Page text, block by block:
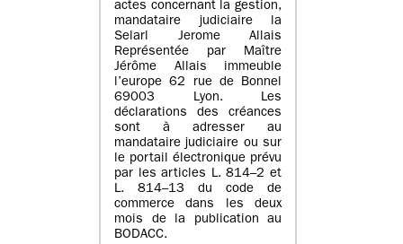
actes concernant la gestion,
mandataire judiciaire la
Selarl Jerome Allais
Représentée par Maître
Jérôme Allais immeuble
l’europe 62 rue de Bonnel
69003 Lyon. Les
déclarations des créances
sont à adresser au
mandataire judiciaire ou sur
le portail électronique prévu
par les articles L. 814–2 et
L. 814–13 du code de
commerce dans les deux
mois de la publication au
BODACC.